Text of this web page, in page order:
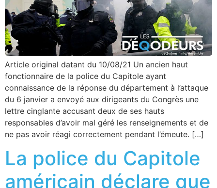
Article original datant du 10/08/21 Un ancien haut
fonctionnaire de la police du Capitole ayant
connaissance de la réponse du département à l’attaque
du 6 janvier a envoyé aux dirigeants du Congrès une
lettre cinglante accusant deux de ses hauts
responsables d’avoir mal géré les renseignements et de
ne pas avoir réagi correctement pendant l’émeute. […]
La police du Capitole
américain déclare que